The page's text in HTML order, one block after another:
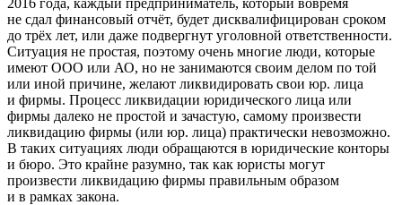
не сдал финансовый отчёт, будет дисквалифицирован сроком
до трёх лет, или даже подвергнут уголовной ответственности.
Ситуация не простая, поэтому очень многие люди, которые
имеют ООО или АО, но не занимаются своим делом по той
или иной причине, желают ликвидировать свои юр. лица
и фирмы. Процесс ликвидации юридического лица или
фирмы далеко не простой и зачастую, самому произвести
ликвидацию фирмы (или юр. лица) практически невозможно.
В таких ситуациях люди обращаются в юридические конторы
и бюро. Это крайне разумно, так как юристы могут
произвести ликвидацию фирмы правильным образом
и в рамках закона.